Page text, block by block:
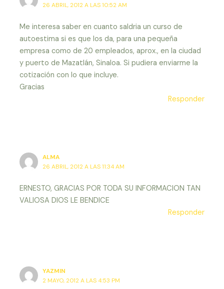
26 ABRIL, 2012 A LAS 10:52 AM
Me interesa saber en cuanto saldria un curso de
autoestima si es que los da, para una pequeña
empresa como de 20 empleados, aprox., en la ciudad
y puerto de Mazatlán, Sinaloa. Si pudiera enviarme la
cotización con lo que incluye.
Gracias
Responder
ALMA
26 ABRIL, 2012 A LAS 11:34 AM
ERNESTO, GRACIAS POR TODA SU INFORMACION TAN
VALIOSA DIOS LE BENDICE
Responder
YAZMIN
2 MAYO, 2012 A LAS 4:53 PM